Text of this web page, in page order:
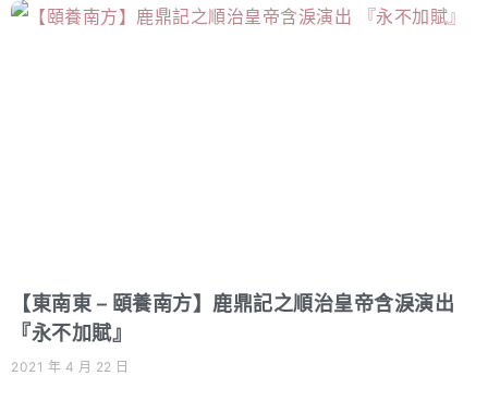
【東南東 – 頤養南方】鹿鼎記之順治皇帝含淚演出
『永不加賦』
2021 年 4 月 22 日